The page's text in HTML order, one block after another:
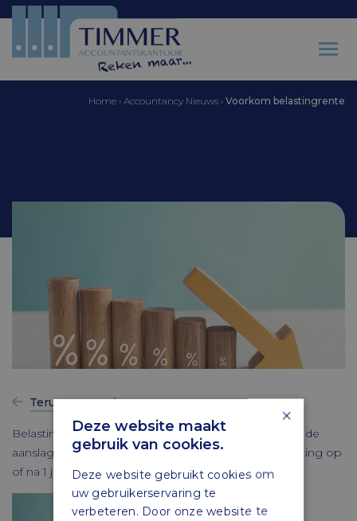
Home › Accountancy Nieuws › Voorkom belastingrente
Terug naar vorige
Belastingrente wordt in beginsel berekend wanneer de
aanslag inkomstenbelasting of vennootschapsbelasting op
of na 1 juli van het volgende jaar wordt opgelegd.
×
Deze website maakt
gebruik van cookies.
Deze website gebruikt cookies om
uw gebruikerservaring te
verbeteren. Door onze website te